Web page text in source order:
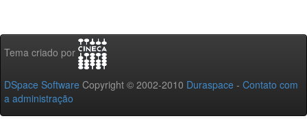
Tema criado por
DSpace Software Copyright © 2002-2010 Duraspace - Contato com
a administração